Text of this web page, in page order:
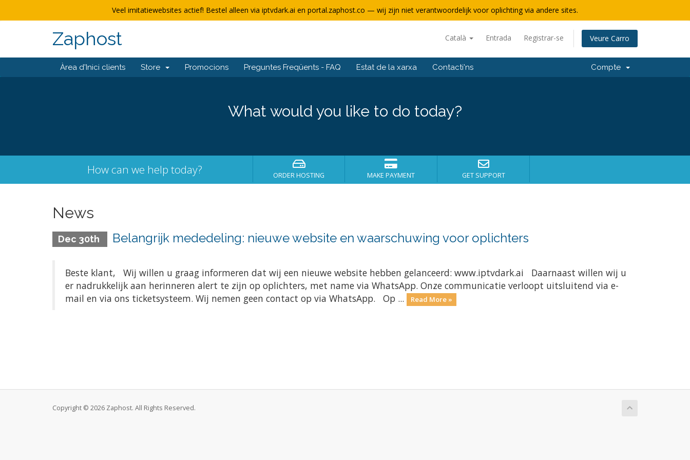
Veel imitatiewebsites actief! Bestel alleen via iptvdark.ai en portal.zaphost.co — wij zijn niet verantwoordelijk voor oplichting via andere sites.
Català Entrada Registrar-se Veure Carro
Zaphost
Àrea d'Inici clients Store Promocions Preguntes Freqüents - FAQ Estat de la xarxa Contacti'ns Compte
What would you like to do today?
How can we help today? ORDER HOSTING MAKE PAYMENT GET SUPPORT
News
Dec 30th Belangrijk mededeling: nieuwe website en waarschuwing voor oplichters
Beste klant, Wij willen u graag informeren dat wij een nieuwe website hebben gelanceerd: www.iptvdark.ai Daarnaast willen wij u
er nadrukkelijk aan herinneren alert te zijn op oplichters, met name via WhatsApp. Onze communicatie verloopt uitsluitend via e-
mail en via ons ticketsysteem. Wij nemen geen contact op via WhatsApp. Op ...
Read More »
Copyright © 2026 Zaphost. All Rights Reserved.